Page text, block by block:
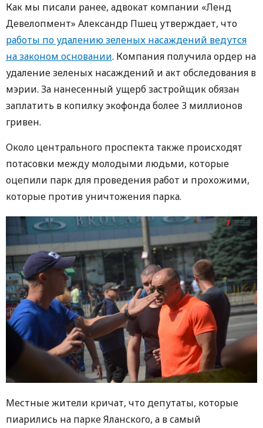
Как мы писали ранее, адвокат компании «Ленд
Девелопмент» Александр Пшец утверждает, что
работы по удалению зеленых насаждений ведутся
на законом основании. Компания получила ордер на
удаление зеленых насаждений и акт обследования в
мэрии. За нанесенный ущерб застройщик обязан
заплатить в копилку экофонда более 3 миллионов
гривен.
Около центрального проспекта также происходят
потасовки между молодыми людьми, которые
оцепили парк для проведения работ и прохожими,
которые против уничтожения парка.
Местные жители кричат, что депутаты, которые
пиарились на парке Яланского, а в самый